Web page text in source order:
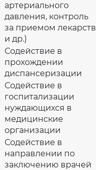
артериального
давления, контроль
за приемом лекарств
и др.)
Содействие в
прохождении
диспансеризации
Содействие в
госпитализации
нуждающихся в
медицинские
организации
Содействие в
направлении по
заключению врачей